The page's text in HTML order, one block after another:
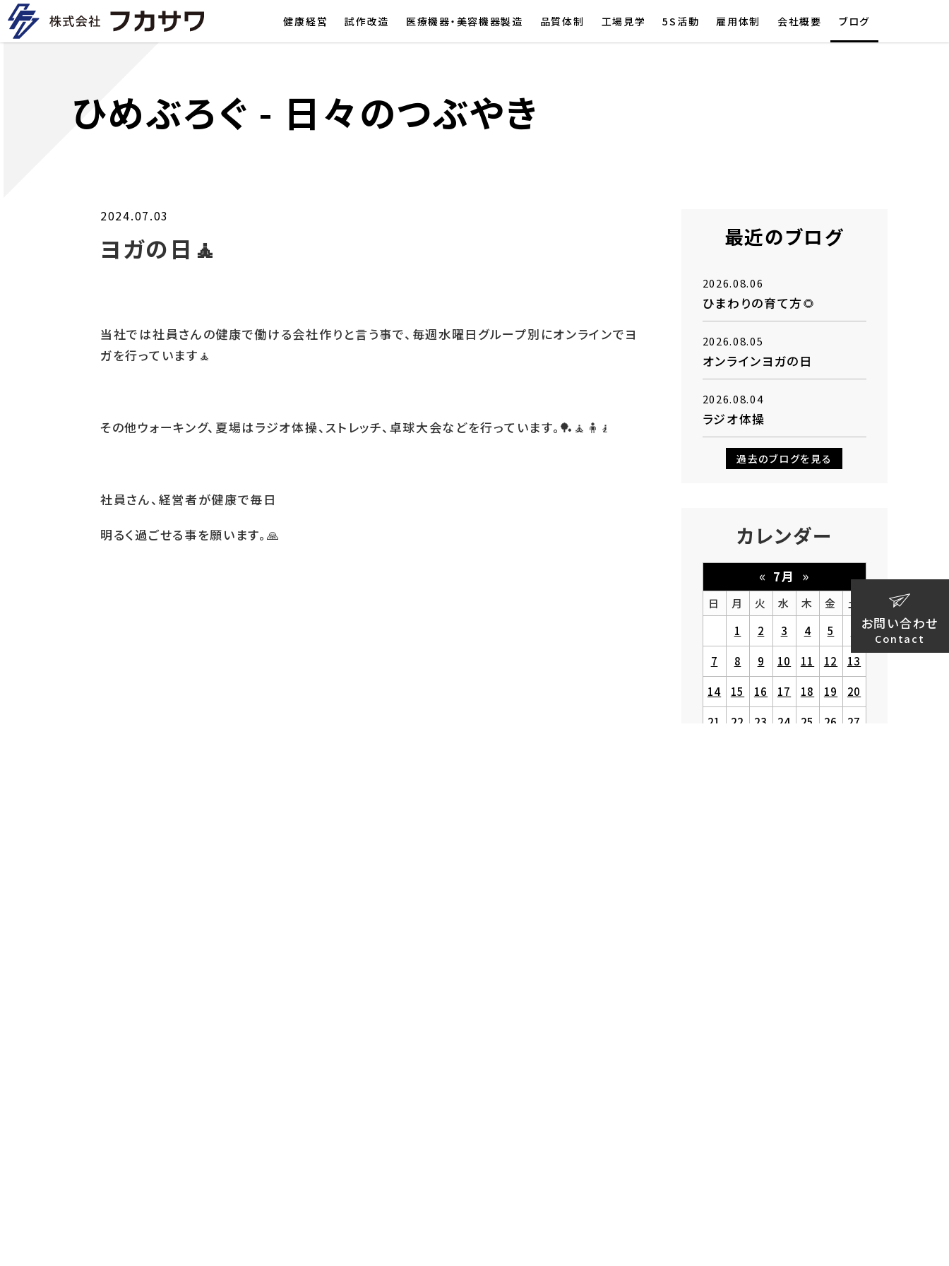
健康経営 試作改造 医療機器・美容機器製造 品質体制 工場見学 5S活動 雇用体制 会社概要 ブログ
お問い合わせ
Contact
ひめぶろぐ - 日々のつぶやき
2024.07.03
ヨガの日🧘
当社では社員さんの健康で働ける会社作りと言う事で、毎週水曜日グループ別にオンラインでヨ
ガを行っています 🧘
その他ウォーキング、夏場はラジオ体操、ストレッチ、卓球大会などを行っています。 🏓🧘🧍🧎
社員さん、経営者が健康で毎日
明るく過ごせる事を願います。 🙏
最近のブログ
2026.08.06
ひまわりの育て方🌻
2026.08.05
オンラインヨガの日
2026.08.04
ラジオ体操
過去のブログを見る
カレンダー
« 7月 »
日 月 火 水 木 金
土
1
2 3 4 5
7 8 9 10 11 12 13
14 15 16 17 18 19 20
21 22 23 24 25 26 27